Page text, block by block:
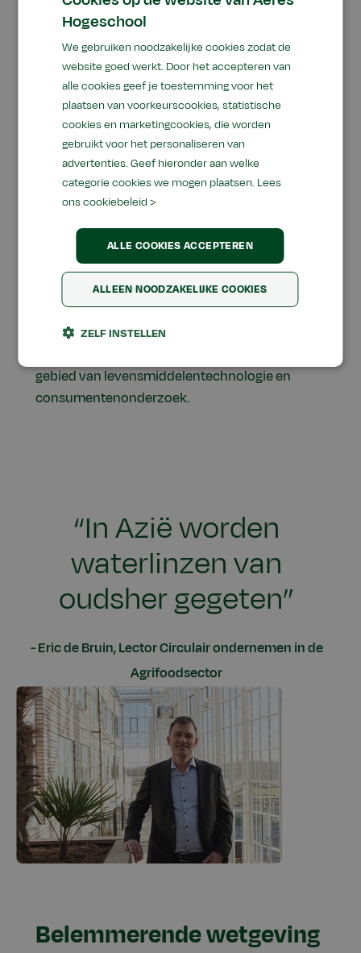
bollenkwekerij in Bovenkarspel. De teeltbakken
voor snijbloemen staan daar van maart tot
november leeg. Dat is precies het groeiseizoen
van waterlinzen. We hoeven dus geen nieuwe
fabriek te bouwen, de infrastructuur is er al.”
die periode van het jaar hoeft er bovendien niet
extra verlicht en verwarmd te worden; de
onderzoekers maken gebruik van de warmte en
het licht van het seizoen. Een ander pluspunt is
dat de waterlinzen gewoon in Nederland, op een
relatief kleine oppervlakte geteeld kunnen
“Waterlinzen zijn daarmee een veel
duurzamere eiwitbron dan geïmporteerde soja,
, zegt Van der Leij.“Het kan de
eiwittransitie echt versnellen.”Naast de
bollenkwekerij zijn nog elf andere bedrijven
gebied van levensmiddelentechnologie en
consumentenonderzoek.
“In Azië worden
waterlinzen van
oudsher gegeten”
Eric de Bruin, Lector Circulair ondernemen in de
Agrifoodsector
Belemmerende wetgeving
Hogeschool
We gebruiken noodzakelijke cookies zodat de
website goed werkt. Door het accepteren van
alle cookies geef je toestemming voor het
plaatsen van voorkeurscookies, statistische
cookies en marketingcookies, die worden
gebruikt voor het personaliseren van
advertenties. Geef hieronder aan welke
categorie cookies we mogen plaatsen. Lees
ons cookiebeleid >
ALLE COOKIES ACCEPTEREN
ALLEEN NOODZAKELIJKE COOKIES
ZELF INSTELLEN